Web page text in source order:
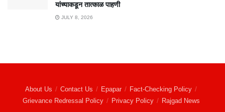
यांच्याकडून तात्काळ पाहणी
JULY 8, 2026
About Us Contact Us Epapar
Fact-Checking Policy
Grievance Redressal Policy
Privacy Policy Rajgad News